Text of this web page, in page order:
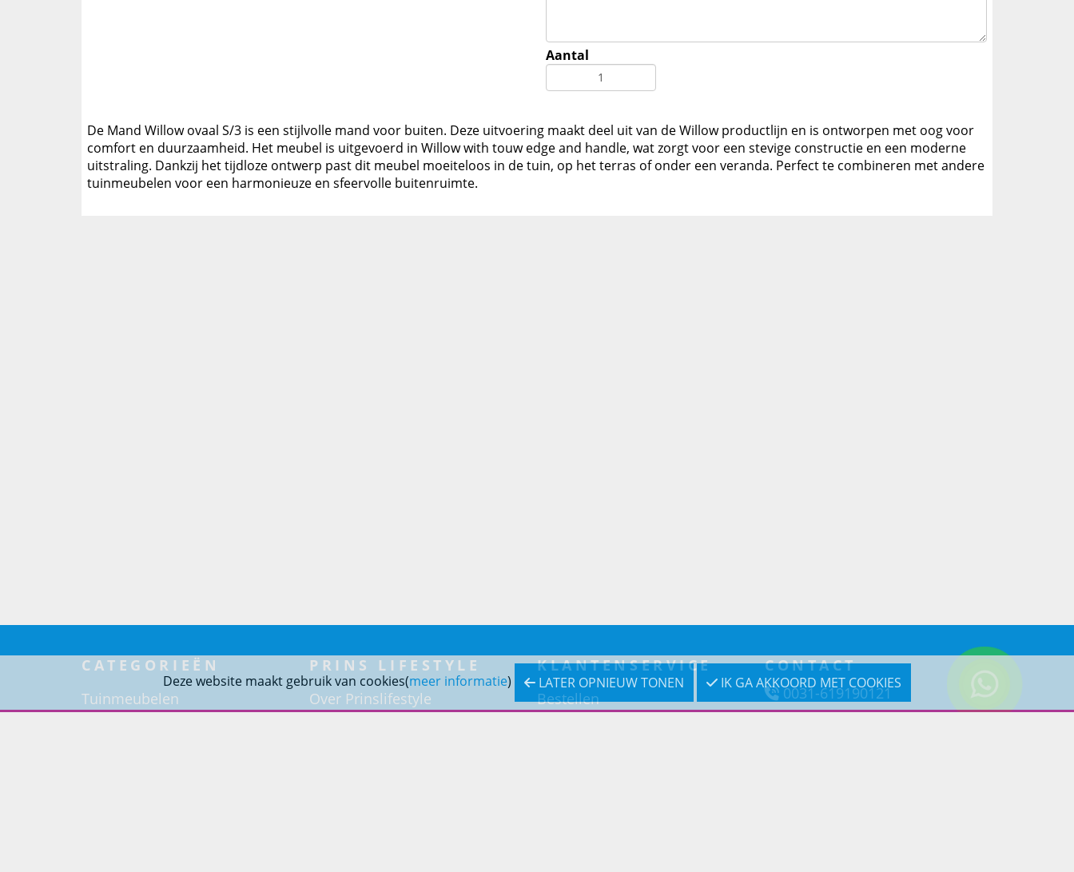
Aantal
De Mand Willow ovaal S/3 is een stijlvolle mand voor buiten. Deze uitvoering maakt deel uit van de Willow productlijn en is ontworpen met oog voor
comfort en duurzaamheid. Het meubel is uitgevoerd in Willow with touw edge and handle, wat zorgt voor een stevige constructie en een moderne
uitstraling. Dankzij het tijdloze ontwerp past dit meubel moeiteloos in de tuin, op het terras of onder een veranda. Perfect te combineren met andere
tuinmeubelen voor een harmonieuze en sfeervolle buitenruimte.
Deze website maakt gebruik van cookies(meer informatie) LATER OPNIEUW TONEN IK GA AKKOORD MET COOKIES
CATEGORIEËN
Tuinmeubelen
PRINS LIFESTYLE
Over Prinslifestyle
KLANTENSERVICE
Bestellen
CONTACT
0031-619190121